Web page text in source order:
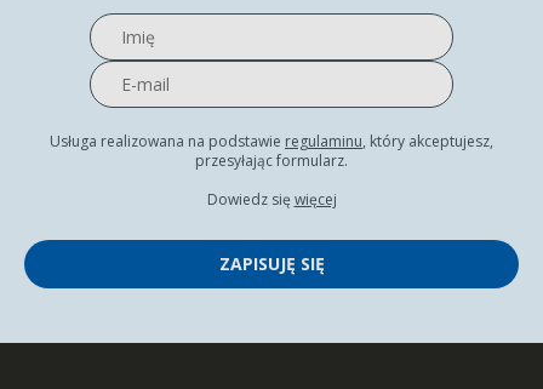
Usługa realizowana na podstawie regulaminu, który akceptujesz,
przesyłając formularz.
Dowiedz się więcej
ZAPISUJĘ SIĘ